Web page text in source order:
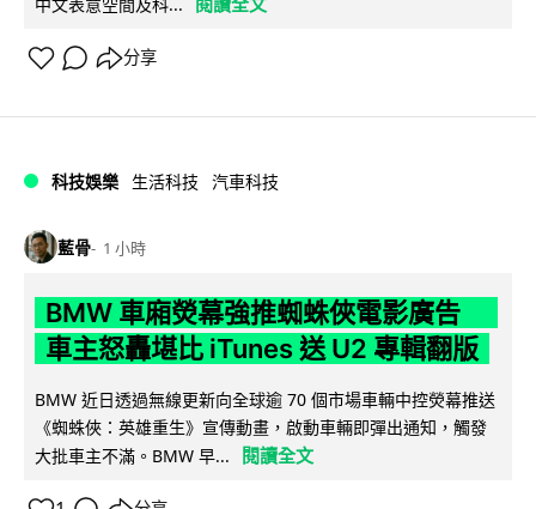
分享
科技娛樂 生活科技 汽車科技
藍骨 1 小時
BMW 車廂熒幕強推蜘蛛俠電影廣告
車主怒轟堪比 iTunes 送 U2 專輯翻版
BMW 近日透過無線更新向全球逾 70 個市場車輛中控熒幕推送
《蜘蛛俠：英雄重生》宣傳動畫，啟動車輛即彈出通知，觸發
大批車主不滿。BMW 早...
閱讀全文